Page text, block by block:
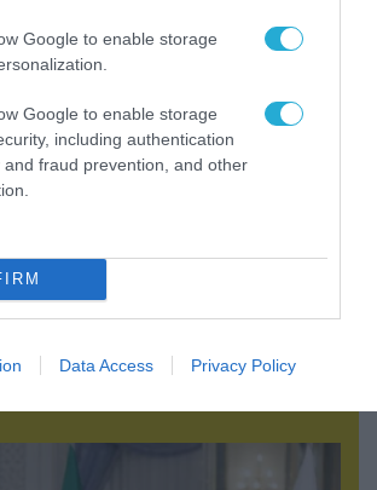
Google to enable storage
Google to enable storage
including authentication
and fraud prevention, and other
Data Access Privacy Policy
Ζούλα από τον ΣΚΑΪ – Ο λόγος της